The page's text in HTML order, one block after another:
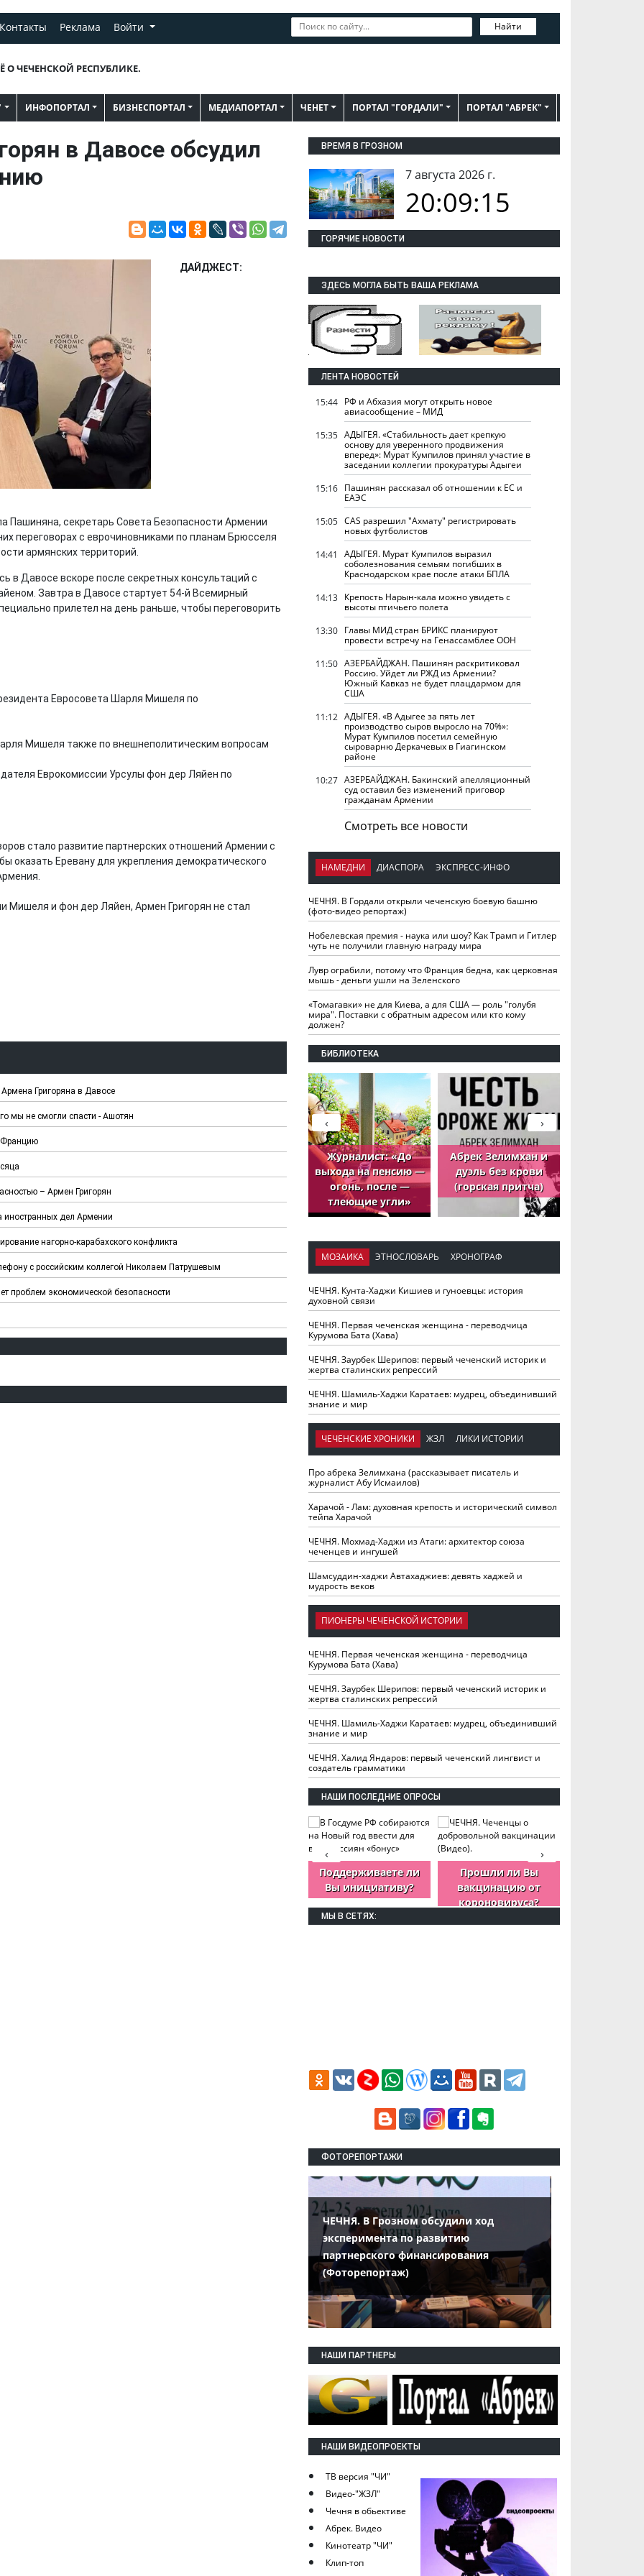
Контакты Реклама Войти Найти
О ЧЕЧЕНСКОЙ РЕСПУБЛИКЕ.
ИНФОПОРТАЛ БИЗНЕСПОРТАЛ МЕДИАПОРТАЛ ЧЕНЕТ ПОРТАЛ "ГОРДАЛИ" ПОРТАЛ "АБРЕК"
в Давосе обсудил
ДАЙДЖЕСТ:
Пашиняна, секретарь Совета Безопасности Армении
переговорах с еврочиновниками по планам Брюсселя
армянских территорий.
в Давосе вскоре после секретных консультаций с
Завтра в Давосе стартует 54-й Всемирный
прилетел на день раньше, чтобы переговорить
Евросовета Шарля Мишеля по
Мишеля также по внешнеполитическим вопросам
Еврокомиссии Урсулы фон дер Ляйен по
стало развитие партнерских отношений Армении с
оказать Еревану для укрепления демократического
Мишеля и фон дер Ляйен, Армен Григорян не стал
Григоряна в Давосе
мы не смогли спасти - Ашотян
Францию
– Армен Григорян
дел Армении
нагорно-карабахского конфликта
с российским коллегой Николаем Патрушевым
проблем экономической безопасности
ВРЕМЯ В ГРОЗНОМ
7 августа 2026 г.
20:09:15
ГОРЯЧИЕ НОВОСТИ
ЗДЕСЬ МОГЛА БЫТЬ ВАША РЕКЛАМА
ЛЕНТА НОВОСТЕЙ
15:44 РФ и Абхазия могут открыть новое
авиасообщение – МИД
15:35 АДЫГЕЯ. «Стабильность дает крепкую
основу для уверенного продвижения
вперед»: Мурат Кумпилов принял участие в
заседании коллегии прокуратуры Адыгеи
15:16 Пашинян рассказал об отношении к ЕС и
ЕАЭС
15:05 CAS разрешил "Ахмату" регистрировать
новых футболистов
14:41
АДЫГЕЯ. Мурат Кумпилов выразил
соболезнования семьям погибших в
Краснодарском крае после атаки БПЛА
14:13 Крепость Нарын-кала можно увидеть с
высоты птичьего полета
13:30 Главы МИД стран БРИКС планируют
провести встречу на Генассамблее ООН
11:50 АЗЕРБАЙДЖАН. Пашинян раскритиковал
Россию. Уйдет ли РЖД из Армении?
Южный Кавказ не будет плацдармом для
США
11:12 АДЫГЕЯ. «В Адыгее за пять лет
производство сыров выросло на 70%»:
Мурат Кумпилов посетил семейную
сыроварню Деркачевых в Гиагинском
районе
10:27 АЗЕРБАЙДЖАН. Бакинский апелляционный
суд оставил без изменений приговор
гражданам Армении
Смотреть все новости
НАМЕДНИ ДИАСПОРА ЭКСПРЕСС-ИНФО
ЧЕЧНЯ. В Гордали открыли чеченскую боевую башню
(фото-видео репортаж)
Нобелевская премия - наука или шоу? Как Трамп и Гитлер
чуть не получили главную награду мира
Лувр ограбили, потому что Франция бедна, как церковная
мышь - деньги ушли на Зеленского
«Томагавки» не для Киева, а для США — роль "голубя
мира". Поставки с обратным адресом или кто кому
должен?
БИБЛИОТЕКА
ЧЕЧНЯ. Обарг Варин
ЧЕЧНЯ. Хьаьжин
Журналист: «До
выхода на пенсию —
огонь, после —
тлеющие угли»
Абрек Зелимхан и
дуэль без крови
(горская притча)
›
‹
МОЗАИКА ЭТНОСЛОВАРЬ ХРОНОГРАФ
ЧЕЧНЯ. Кунта-Хаджи Кишиев и гуноевцы: история
духовной связи
ЧЕЧНЯ. Первая чеченская женщина - переводчица
Курумова Бата (Хава)
ЧЕЧНЯ. Заурбек Шерипов: первый чеченский историк и
жертва сталинских репрессий
ЧЕЧНЯ. Шамиль-Хаджи Каратаев: мудрец, объединивший
знание и мир
ЧЕЧЕНСКИЕ ХРОНИКИ ЖЗЛ ЛИКИ ИСТОРИИ
Про абрека Зелимхана (рассказывает писатель и
журналист Абу Исмаилов)
Харачой - Лам: духовная крепость и исторический символ
тейпа Харачой
ЧЕЧНЯ. Мохмад-Хаджи из Атаги: архитектор союза
чеченцев и ингушей
Шамсуддин-хаджи Автахаджиев: девять хаджей и
мудрость веков
ПИОНЕРЫ ЧЕЧЕНСКОЙ ИСТОРИИ
ЧЕЧНЯ. Первая чеченская женщина - переводчица
Курумова Бата (Хава)
ЧЕЧНЯ. Заурбек Шерипов: первый чеченский историк и
жертва сталинских репрессий
ЧЕЧНЯ. Шамиль-Хаджи Каратаев: мудрец, объединивший
знание и мир
ЧЕЧНЯ. Халид Яндаров: первый чеченский лингвист и
создатель грамматики
НАШИ ПОСЛЕДНИЕ ОПРОСЫ
Поддерживаете ли
Вы инициативу?
Прошли ли Вы
вакцинацию от
короновируса?
›
‹
МЫ В СЕТЯХ:
ФОТОРЕПОРТАЖИ
ЧЕЧНЯ. В Грозном обсудили ход
эксперимента по развитию
партнерского финансирования
(Фоторепортаж)
НАШИ ПАРТНЕРЫ
НАШИ ВИДЕОПРОЕКТЫ
ТВ версия "ЧИ"
Видео-"ЖЗЛ"
Чечня в обьективе
Абрек. Видео
Кинотеатр "ЧИ"
Клип-топ